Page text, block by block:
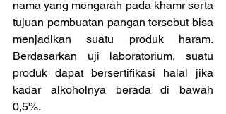
nama yang mengarah pada khamr serta
tujuan pembuatan pangan tersebut bisa
menjadikan suatu produk haram.
Berdasarkan uji laboratorium, suatu
produk dapat bersertifikasi halal jika
kadar alkoholnya berada di bawah
0,5%.